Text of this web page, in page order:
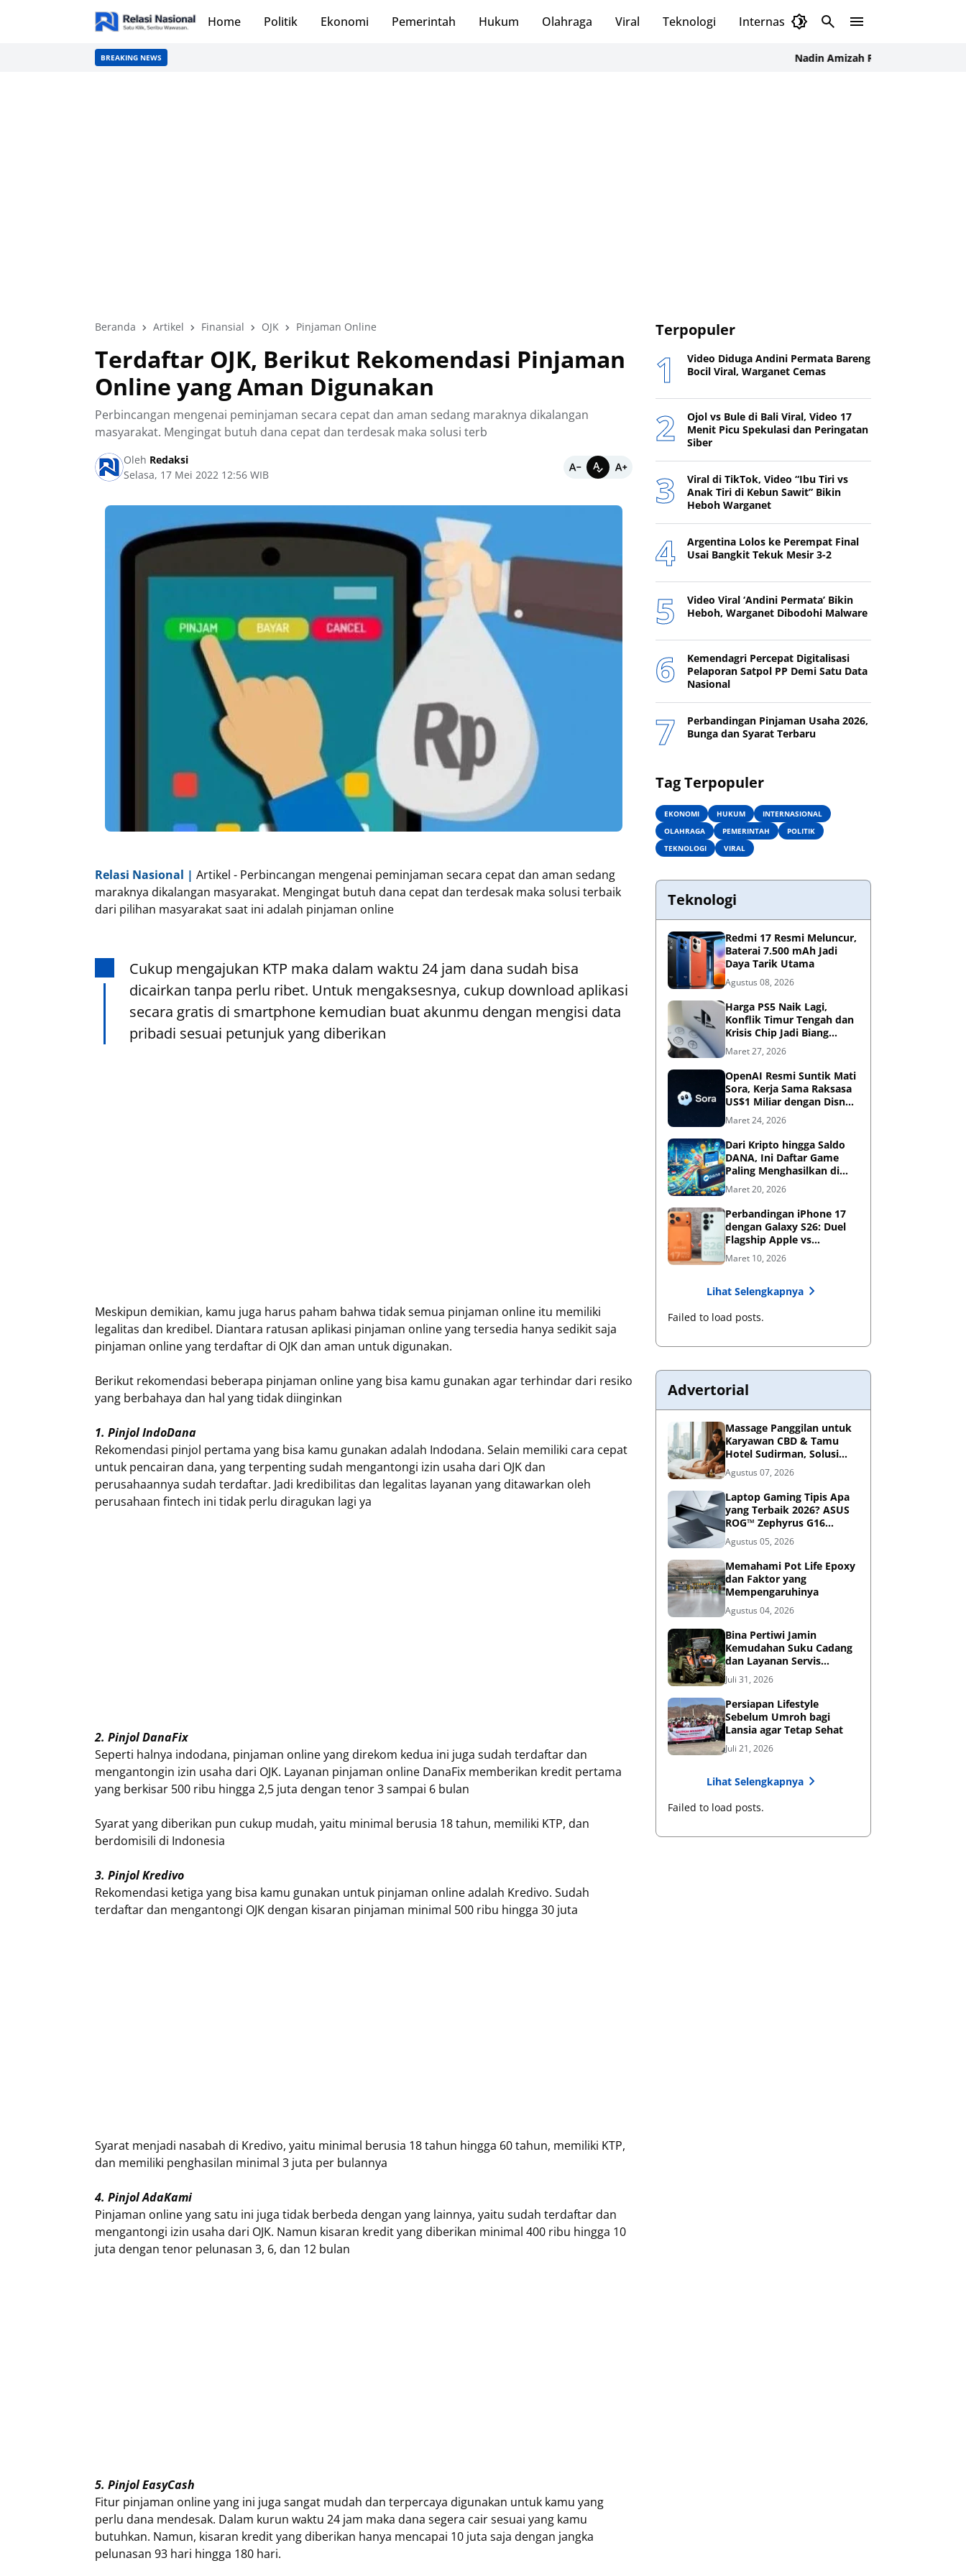
Home Politik Ekonomi Pemerintah Hukum Olahraga Viral Teknologi Internasional
BREAKING NEWS Nadin Amizah Rilis Moonlight, Simak
Beranda Artikel Finansial OJK Pinjaman Online
Terdaftar OJK, Berikut Rekomendasi Pinjaman
Online yang Aman Digunakan
Perbincangan mengenai peminjaman secara cepat dan aman sedang maraknya dikalangan
masyarakat. Mengingat butuh dana cepat dan terdesak maka solusi terb
Oleh Redaksi
Selasa, 17 Mei 2022 12:56 WIB
Relasi Nasional | Artikel - Perbincangan mengenai peminjaman secara cepat dan aman sedang
maraknya dikalangan masyarakat. Mengingat butuh dana cepat dan terdesak maka solusi terbaik
dari pilihan masyarakat saat ini adalah pinjaman online
Cukup mengajukan KTP maka dalam waktu 24 jam dana sudah bisa
dicairkan tanpa perlu ribet. Untuk mengaksesnya, cukup download aplikasi
secara gratis di smartphone kemudian buat akunmu dengan mengisi data
pribadi sesuai petunjuk yang diberikan
Meskipun demikian, kamu juga harus paham bahwa tidak semua pinjaman online itu memiliki
legalitas dan kredibel. Diantara ratusan aplikasi pinjaman online yang tersedia hanya sedikit saja
pinjaman online yang terdaftar di OJK dan aman untuk digunakan.
Berikut rekomendasi beberapa pinjaman online yang bisa kamu gunakan agar terhindar dari resiko
yang berbahaya dan hal yang tidak diinginkan
1. Pinjol IndoDana
Rekomendasi pinjol pertama yang bisa kamu gunakan adalah Indodana. Selain memiliki cara cepat
untuk pencairan dana, yang terpenting sudah mengantongi izin usaha dari OJK dan
perusahaannya sudah terdaftar. Jadi kredibilitas dan legalitas layanan yang ditawarkan oleh
perusahaan fintech ini tidak perlu diragukan lagi ya
2. Pinjol DanaFix
Seperti halnya indodana, pinjaman online yang direkom kedua ini juga sudah terdaftar dan
mengantongin izin usaha dari OJK. Layanan pinjaman online DanaFix memberikan kredit pertama
yang berkisar 500 ribu hingga 2,5 juta dengan tenor 3 sampai 6 bulan
Syarat yang diberikan pun cukup mudah, yaitu minimal berusia 18 tahun, memiliki KTP, dan
berdomisili di Indonesia
3. Pinjol Kredivo
Rekomendasi ketiga yang bisa kamu gunakan untuk pinjaman online adalah Kredivo. Sudah
terdaftar dan mengantongi OJK dengan kisaran pinjaman minimal 500 ribu hingga 30 juta
Syarat menjadi nasabah di Kredivo, yaitu minimal berusia 18 tahun hingga 60 tahun, memiliki KTP,
dan memiliki penghasilan minimal 3 juta per bulannya
4. Pinjol AdaKami
Pinjaman online yang satu ini juga tidak berbeda dengan yang lainnya, yaitu sudah terdaftar dan
mengantongi izin usaha dari OJK. Namun kisaran kredit yang diberikan minimal 400 ribu hingga 10
juta dengan tenor pelunasan 3, 6, dan 12 bulan
5. Pinjol EasyCash
Fitur pinjaman online yang ini juga sangat mudah dan terpercaya digunakan untuk kamu yang
perlu dana mendesak. Dalam kurun waktu 24 jam maka dana segera cair sesuai yang kamu
butuhkan. Namun, kisaran kredit yang diberikan hanya mencapai 10 juta saja dengan jangka
pelunasan 93 hari hingga 180 hari.
Terpopuler
Video Diduga Andini Permata Bareng
Bocil Viral, Warganet Cemas
Ojol vs Bule di Bali Viral, Video 17
Menit Picu Spekulasi dan Peringatan
Siber
Viral di TikTok, Video “Ibu Tiri vs
Anak Tiri di Kebun Sawit” Bikin
Heboh Warganet
Argentina Lolos ke Perempat Final
Usai Bangkit Tekuk Mesir 3-2
Video Viral ‘Andini Permata’ Bikin
Heboh, Warganet Dibodohi Malware
Kemendagri Percepat Digitalisasi
Pelaporan Satpol PP Demi Satu Data
Nasional
Perbandingan Pinjaman Usaha 2026,
Bunga dan Syarat Terbaru
Tag Terpopuler
EKONOMI HUKUM
INTERNASIONAL
OLAHRAGA
PEMERINTAH
POLITIK
TEKNOLOGI
VIRAL
Teknologi
Redmi 17 Resmi Meluncur,
Baterai 7.500 mAh Jadi
Daya Tarik Utama
Agustus 08, 2026
Harga PS5 Naik Lagi,
Konflik Timur Tengah dan
Krisis Chip Jadi Biang
Kerok?
Maret 27, 2026
OpenAI Resmi Suntik Mati
Sora, Kerja Sama Raksasa
US$1 Miliar dengan Disney
Kandas
Maret 24, 2026
Dari Kripto hingga Saldo
DANA, Ini Daftar Game
Paling Menghasilkan di
2026
Maret 20, 2026
Perbandingan iPhone 17
dengan Galaxy S26: Duel
Flagship Apple vs
Samsung di Era AI
Maret 10, 2026
Lihat Selengkapnya
Failed to load posts.
Advertorial
Massage Panggilan untuk
Karyawan CBD & Tamu
Hotel Sudirman, Solusi
Relaksasi Praktis di
Tengah Kesibukan
Agustus 07, 2026
Laptop Gaming Tipis Apa
yang Terbaik 2026? ASUS
ROG™ Zephyrus G16
Portabel Jawabannya
Agustus 05, 2026
Memahami Pot Life Epoxy
dan Faktor yang
Mempengaruhinya
Agustus 04, 2026
Bina Pertiwi Jamin
Kemudahan Suku Cadang
dan Layanan Servis
Berkala Traktor Kubota
Juli 31, 2026
Persiapan Lifestyle
Sebelum Umroh bagi
Lansia agar Tetap Sehat
Juli 21, 2026
Lihat Selengkapnya
Failed to load posts.